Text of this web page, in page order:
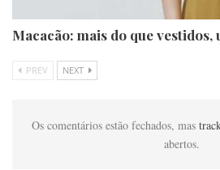
Macacão: mais do que vestidos,
PREV NEXT
Os comentários estão fechados, mas
abertos.